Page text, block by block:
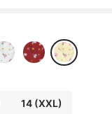
14 (XXL)